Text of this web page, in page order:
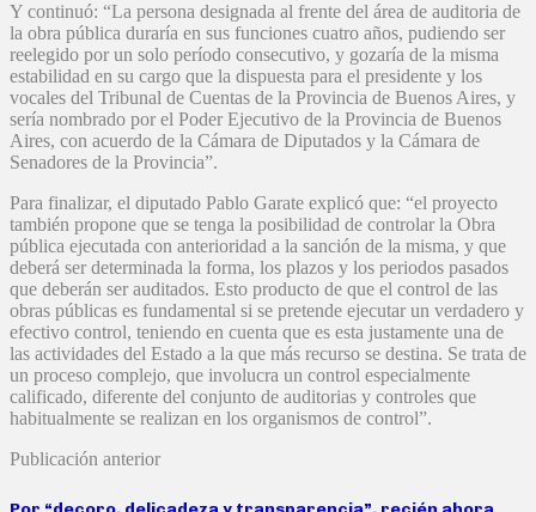
Y continuó: “La persona designada al frente del área de auditoria de
la obra pública duraría en sus funciones cuatro años, pudiendo ser
reelegido por un solo período consecutivo, y gozaría de la misma
estabilidad en su cargo que la dispuesta para el presidente y los
vocales del Tribunal de Cuentas de la Provincia de Buenos Aires, y
sería nombrado por el Poder Ejecutivo de la Provincia de Buenos
Aires, con acuerdo de la Cámara de Diputados y la Cámara de
Senadores de la Provincia”.
Para finalizar, el diputado Pablo Garate explicó que: “el proyecto
también propone que se tenga la posibilidad de controlar la Obra
pública ejecutada con anterioridad a la sanción de la misma, y que
deberá ser determinada la forma, los plazos y los periodos pasados
que deberán ser auditados. Esto producto de que el control de las
obras públicas es fundamental si se pretende ejecutar un verdadero y
efectivo control, teniendo en cuenta que es esta justamente una de
las actividades del Estado a la que más recurso se destina. Se trata de
un proceso complejo, que involucra un control especialmente
calificado, diferente del conjunto de auditorias y controles que
habitualmente se realizan en los organismos de control”.
Publicación anterior